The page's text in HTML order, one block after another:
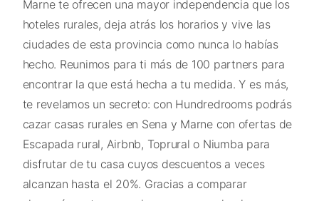
Marne te ofrecen una mayor independencia que los
hoteles rurales, deja atrás los horarios y vive las
ciudades de esta provincia como nunca lo habías
hecho. Reunimos para ti más de 100 partners para
encontrar la que está hecha a tu medida. Y es más,
te revelamos un secreto: con Hundredrooms podrás
cazar casas rurales en Sena y Marne con ofertas de
Escapada rural, Airbnb, Toprural o Niumba para
disfrutar de tu casa cuyos descuentos a veces
alcanzan hasta el 20%. Gracias a comparar